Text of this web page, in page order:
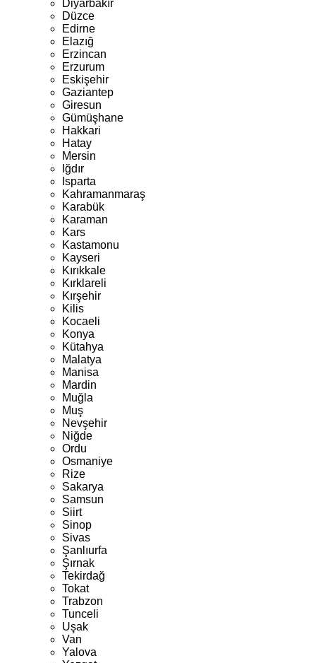
Diyarbakır
Düzce
Edirne
Elazığ
Erzincan
Erzurum
Eskişehir
Gaziantep
Giresun
Gümüşhane
Hakkari
Hatay
Mersin
Iğdır
Isparta
Kahramanmaraş
Karabük
Karaman
Kars
Kastamonu
Kayseri
Kırıkkale
Kırklareli
Kırşehir
Kilis
Kocaeli
Konya
Kütahya
Malatya
Manisa
Mardin
Muğla
Muş
Nevşehir
Niğde
Ordu
Osmaniye
Rize
Sakarya
Samsun
Siirt
Sinop
Sivas
Şanlıurfa
Şırnak
Tekirdağ
Tokat
Trabzon
Tunceli
Uşak
Van
Yalova